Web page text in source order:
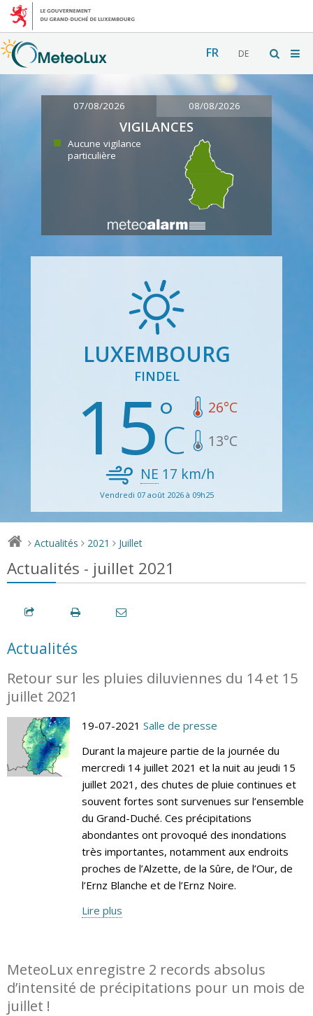
FR DE
07/08/2026 08/08/2026
VIGILANCES
Aucune vigilance
particulière
LUXEMBOURG
FINDEL
15 26°C
13°C
NE 17 km/h
Vendredi 07 août 2026 à 09h25
> Actualités > 2021 > Juillet
Actualités - juillet 2021
Actualités
Retour sur les pluies diluviennes du 14 et 15
juillet 2021
19-07-2021 Salle de presse
Durant la majeure partie de la journée du
mercredi 14 juillet 2021 et la nuit au jeudi 15
juillet 2021, des chutes de pluie continues et
souvent fortes sont survenues sur l’ensemble
du Grand-Duché. Ces précipitations
abondantes ont provoqué des inondations
très importantes, notamment aux endroits
proches de l’Alzette, de la Sûre, de l’Our, de
l’Ernz Blanche et de l’Ernz Noire.
Lire plus
MeteoLux enregistre 2 records absolus
d’intensité de précipitations pour un mois de
juillet !